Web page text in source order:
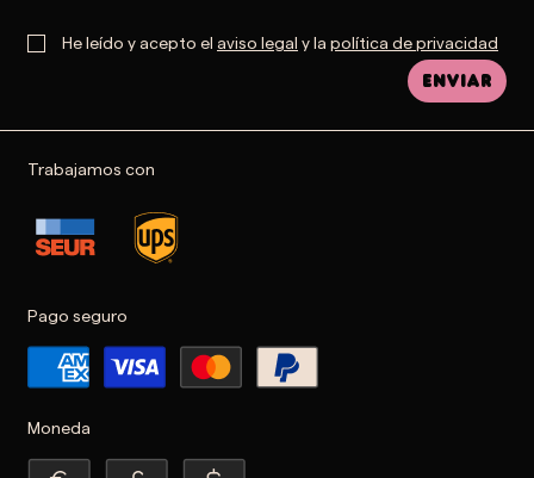
He leído y acepto el aviso legal y la política de privacidad
Enviar
Trabajamos con
Pago seguro
Moneda